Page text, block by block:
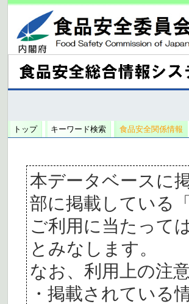
トップ キーワード検索 食品安全関係情報
本データベースに
部に掲載している
ご利用に当たって
とみなします。
なお、利用上の注
・掲載されている